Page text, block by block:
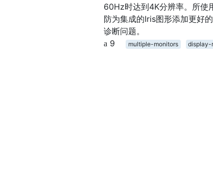
60Hz时达到4K分辨率。所使
防为集成的Iris图形添加更好
诊断问题。
9
multiple-monitors display-